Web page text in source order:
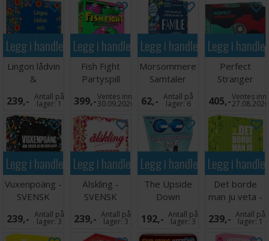
Legg i handlekurven
Lingon lådvin
&
Långkalsonger
- SVENSK
239,- Antall på
lager:1
Legg i handlekurven
Fish Fight
Partyspill
399,-Ventes inn
30.09.2026
Legg i handlekurven
Morsommere
Samtaler
Familie
62,- Antall på
lager:6
Legg i
Perfect
Stranger
Partyspill
405,-Ventes inn
27.08.2026
Legg i handlekurven
Vuxenpoäng -
SVENSK
239,- Antall på
lager:3
Legg i handlekurven
Älskling -
SVENSK
239,- Antall på
lager:3
Legg i handlekurven
The Upside
Down
Challenge
Face Off
192,- Antall på
lager:3
Legg i
Det borde
man ju veta -
SVENSK
239,- Antall på
lager:1